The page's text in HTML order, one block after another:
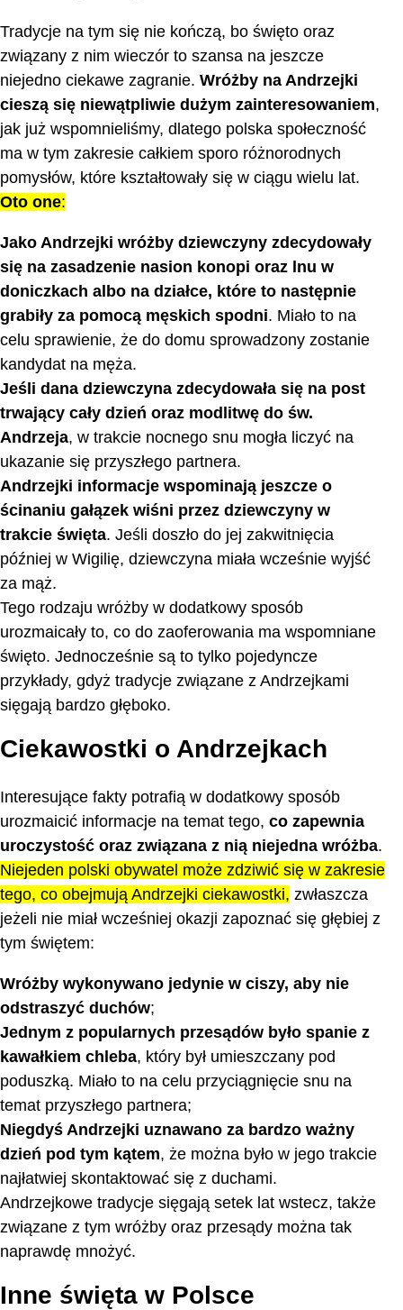
Tradycje na tym się nie kończą, bo święto oraz
związany z nim wieczór to szansa na jeszcze
niejedno ciekawe zagranie. Wróżby na Andrzejki
cieszą się niewątpliwie dużym zainteresowaniem,
jak już wspomnieliśmy, dlatego polska społeczność
ma w tym zakresie całkiem sporo różnorodnych
pomysłów, które kształtowały się w ciągu wielu lat.
Oto one:
Jako Andrzejki wróżby dziewczyny zdecydowały
się na zasadzenie nasion konopi oraz lnu w
doniczkach albo na działce, które to następnie
grabiły za pomocą męskich spodni. Miało to na
celu sprawienie, że do domu sprowadzony zostanie
kandydat na męża.
Jeśli dana dziewczyna zdecydowała się na post
trwający cały dzień oraz modlitwę do św.
Andrzeja, w trakcie nocnego snu mogła liczyć na
ukazanie się przyszłego partnera.
Andrzejki informacje wspominają jeszcze o
ścinaniu gałązek wiśni przez dziewczyny w
trakcie święta. Jeśli doszło do jej zakwitnięcia
później w Wigilię, dziewczyna miała wcześnie wyjść
za mąż.
Tego rodzaju wróżby w dodatkowy sposób
urozmaicały to, co do zaoferowania ma wspomniane
święto. Jednocześnie są to tylko pojedyncze
przykłady, gdyż tradycje związane z Andrzejkami
sięgają bardzo głęboko.
Ciekawostki o Andrzejkach
Interesujące fakty potrafią w dodatkowy sposób
urozmaicić informacje na temat tego, co zapewnia
uroczystość oraz związana z nią niejedna wróżba.
Niejeden polski obywatel może zdziwić się w zakresie
tego, co obejmują Andrzejki ciekawostki, zwłaszcza
jeżeli nie miał wcześniej okazji zapoznać się głębiej z
tym świętem:
Wróżby wykonywano jedynie w ciszy, aby nie
odstraszyć duchów;
Jednym z popularnych przesądów było spanie z
kawałkiem chleba, który był umieszczany pod
poduszką. Miało to na celu przyciągnięcie snu na
temat przyszłego partnera;
Niegdyś Andrzejki uznawano za bardzo ważny
dzień pod tym kątem, że można było w jego trakcie
najłatwiej skontaktować się z duchami.
Andrzejkowe tradycje sięgają setek lat wstecz, także
związane z tym wróżby oraz przesądy można tak
naprawdę mnożyć.
Inne święta w Polsce